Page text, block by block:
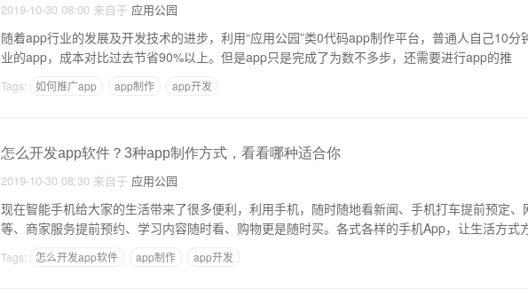
2019-10-30 08:00 来自于 应用公园
随着app行业的发展及开发技术的进步，利用“应用公园”类0代码app制作平台，普通人自己10分
业的app，成本对比过去节省90%以上。但是app只是完成了为数不多步，还需要进行app的推
Tags: 如何推广app app制作 app开发
怎么开发app软件？3种app制作方式，看看哪种适合你
2019-10-30 08:30 来自于 应用公园
现在智能手机给大家的生活带来了很多便利，利用手机，随时随地看新闻、手机打车提前预定、
等、商家服务提前预约、学习内容随时看、购物更是随时买。各式各样的手机App，让生活方式
Tags: 怎么开发app软件 app制作 app开发